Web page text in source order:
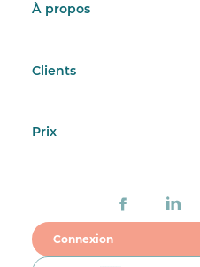
À propos
Clients
Prix
Connexion